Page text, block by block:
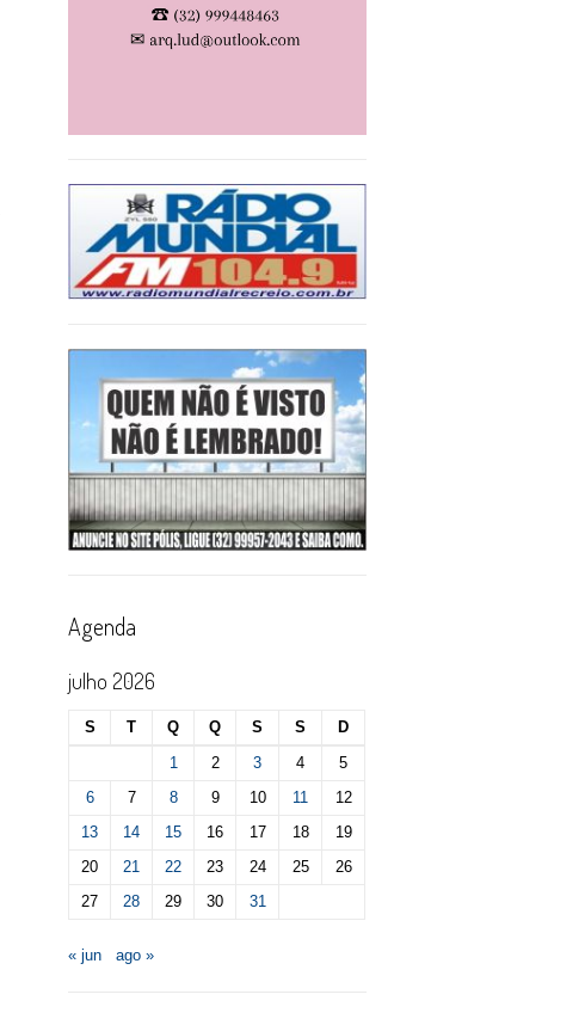
Agenda
julho 2026
S T Q Q S S
D
1
2 3 4
5
6
7 8 9 10 11
12
13
14 15 16 17 18
19
20
21 22 23 24 25
26
27
28 29 30 31
« jun ago »